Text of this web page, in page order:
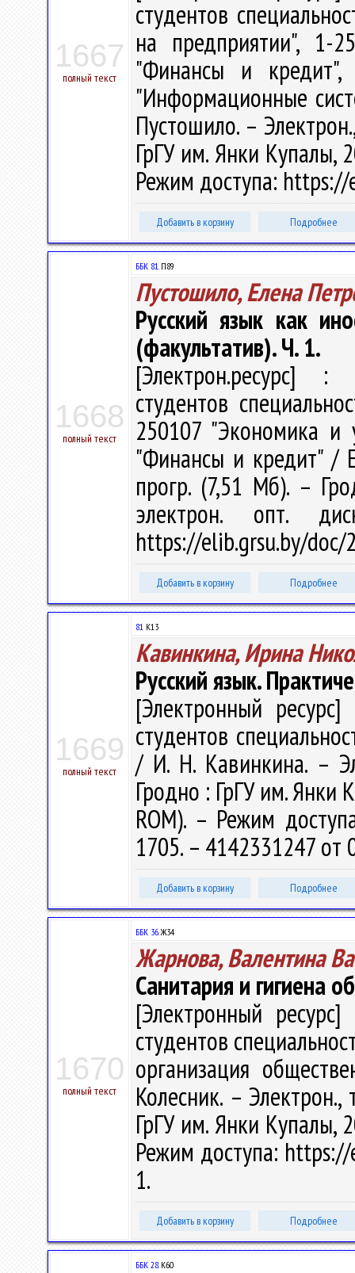
1667
полный текст
студентов
на предприятии", 1-
"Финансы и кредит",
"Информационные
Пустошило. –
ГрГУ им. Янки Купалы,
Режим доступа:
Добавить в корзину Подробнее
1668
полный текст
ББК 81.П89
Пустошило, Елена
Русский язык как
(факультатив). Ч. 1.
[Электрон.ресурс] :
студентов
250107 "Экономика и
"Финансы и кредит" /
прогр. (7,51 Мб). –
электрон. опт.
https://elib.grsu.by/doc/
Добавить в корзину Подробнее
1669
полный текст
81 К13
Кавинкина, Ирина
Русский язык.
[Электронный
студентов
/ И. Н. Кавинкина. –
Гродно : ГрГУ им. Янки
ROM). – Режим
1705. – 4142331247 от
Добавить в корзину Подробнее
1670
полный текст
ББК 36.Ж34
Жарнова, Валентина
Санитария и гигиена
[Электронный
студентов
организация
Колесник. –
ГрГУ им. Янки Купалы,
Режим доступа:
1.
Добавить в корзину Подробнее
ББК 28.К60